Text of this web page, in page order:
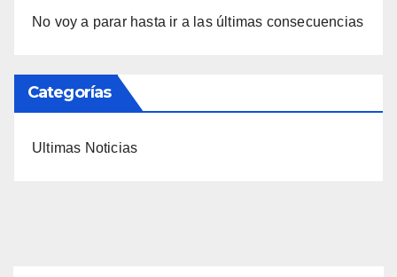
No voy a parar hasta ir a las últimas consecuencias
Categorías
Ultimas Noticias